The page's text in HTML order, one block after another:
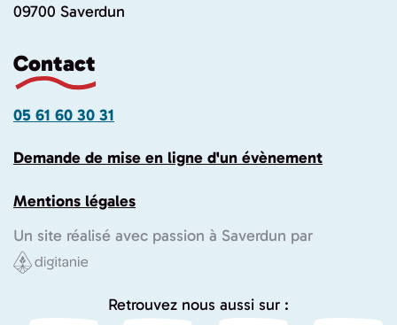
09700 Saverdun
Contact
05 61 60 30 31
Demande de mise en ligne d'un évènement
Mentions légales
Un site réalisé avec passion à Saverdun par
Retrouvez nous aussi sur :